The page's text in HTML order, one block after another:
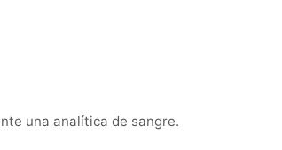
una analítica de sangre.